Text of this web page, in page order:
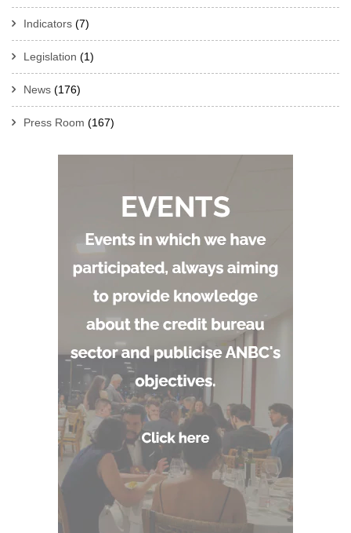
Indicators (7)
Legislation (1)
News (176)
Press Room (167)